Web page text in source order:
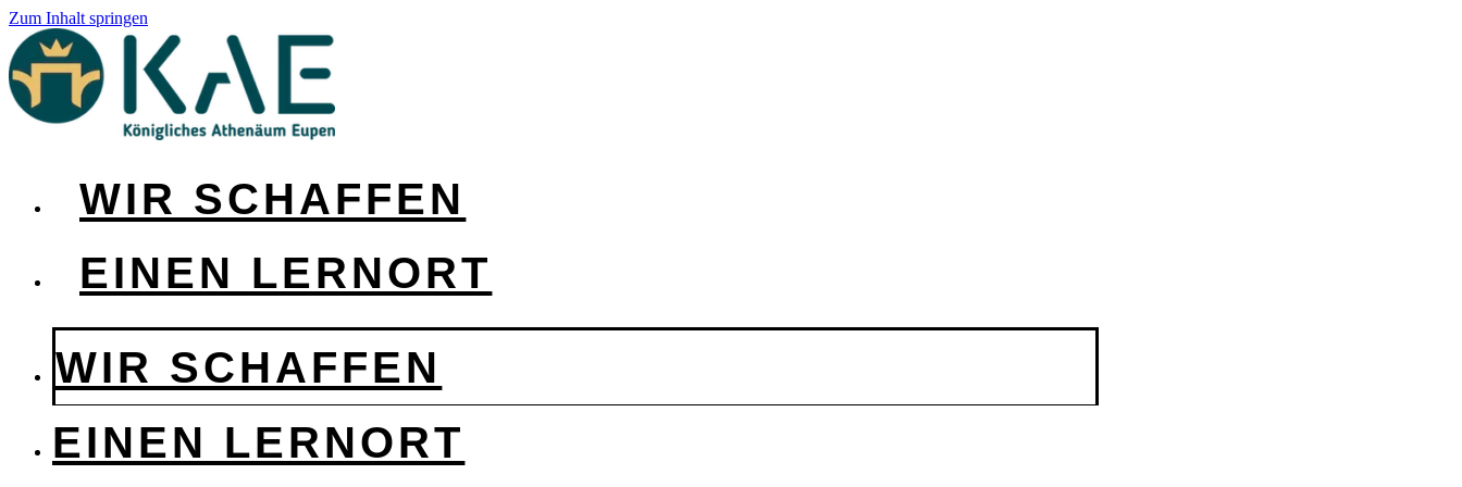
Zum Inhalt springen
WIR SCHAFFEN
EINEN LERNORT
WIR SCHAFFEN
EINEN LERNORT